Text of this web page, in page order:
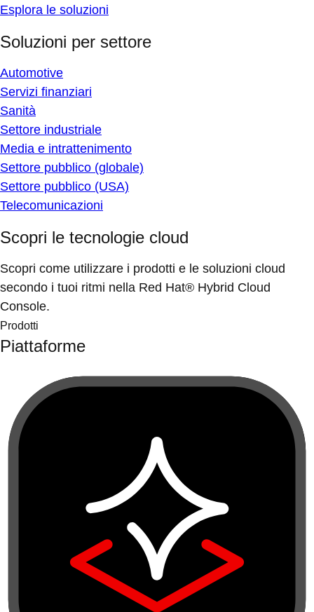
Esplora le soluzioni
Soluzioni per settore
Automotive
Servizi finanziari
Sanità
Settore industriale
Media e intrattenimento
Settore pubblico (globale)
Settore pubblico (USA)
Telecomunicazioni
Scopri le tecnologie cloud
Scopri come utilizzare i prodotti e le soluzioni cloud
secondo i tuoi ritmi nella Red Hat® Hybrid Cloud
Console.
Prodotti
Piattaforme